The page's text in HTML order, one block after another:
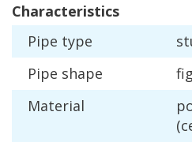
Characteristics
Pipe type
Pipe shape
Material
(